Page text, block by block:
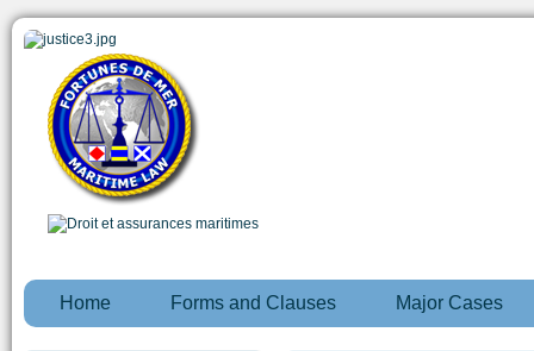
Home Forms and Clauses Major Cases